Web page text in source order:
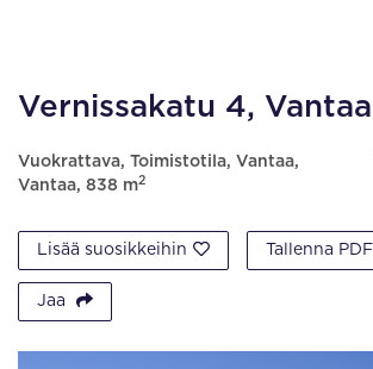
Vernissakatu 4, Vantaa
Vuokrattava, Toimistotila, Vantaa,
Vantaa, 838 m2
Lisää suosikkeihin Tallenna PDF
Jaa